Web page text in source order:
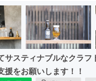
サスティナブルなクラ
をお願いします！！